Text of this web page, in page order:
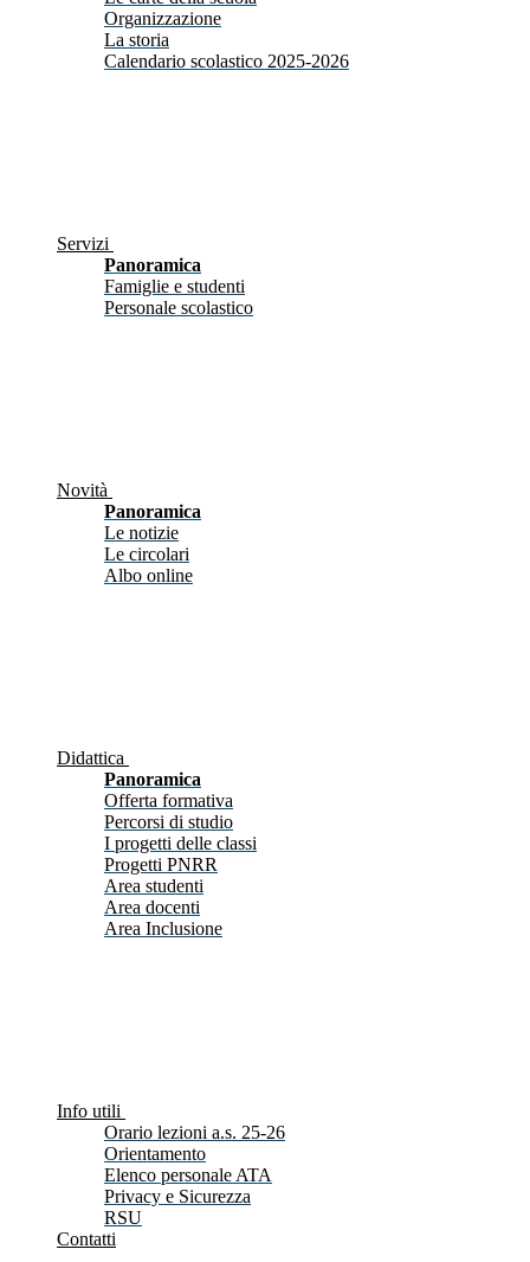
Organizzazione
La storia
Calendario scolastico 2025-2026
Servizi
Panoramica
Famiglie e studenti
Personale scolastico
Novità
Panoramica
Le notizie
Le circolari
Albo online
Didattica
Panoramica
Offerta formativa
Percorsi di studio
I progetti delle classi
Progetti PNRR
Area studenti
Area docenti
Area Inclusione
Info utili
Orario lezioni a.s. 25-26
Orientamento
Elenco personale ATA
Privacy e Sicurezza
RSU
Contatti